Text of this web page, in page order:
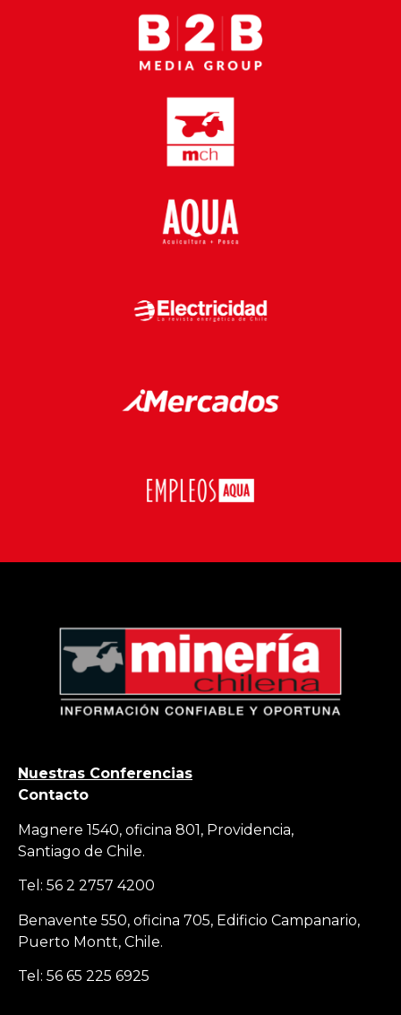
Nuestras Conferencias
Contacto
Magnere 1540, oficina 801, Providencia,
Santiago de Chile.
Tel: 56 2 2757 4200
Benavente 550, oficina 705, Edificio Campanario,
Puerto Montt, Chile.
Tel: 56 65 225 6925